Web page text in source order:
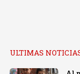
ULTIMAS